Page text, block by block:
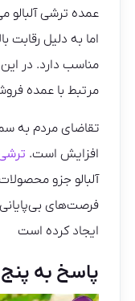
عمده ترشی آلبالو
اما به دلیل رقابت
مناسب دارد. در
مرتبط با عمده
تقاضای مردم به
افزایش است.
آلبالو جزو
فرصت‌های
ایجاد کرده است
پاسخ به پنج